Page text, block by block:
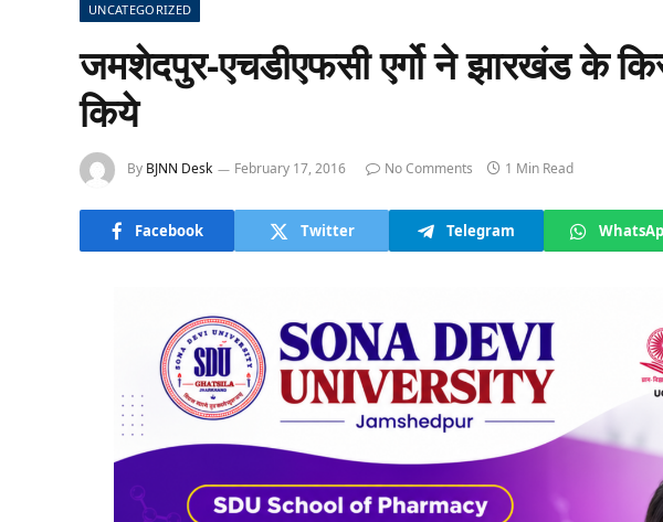
UNCATEGORIZED
जमशेदपुर-एचडीएफसी एर्गो ने झारखंड के
किये
By BJNN Desk February 17, 2016 No Comments 1 Min Read
Facebook Twitter Telegram